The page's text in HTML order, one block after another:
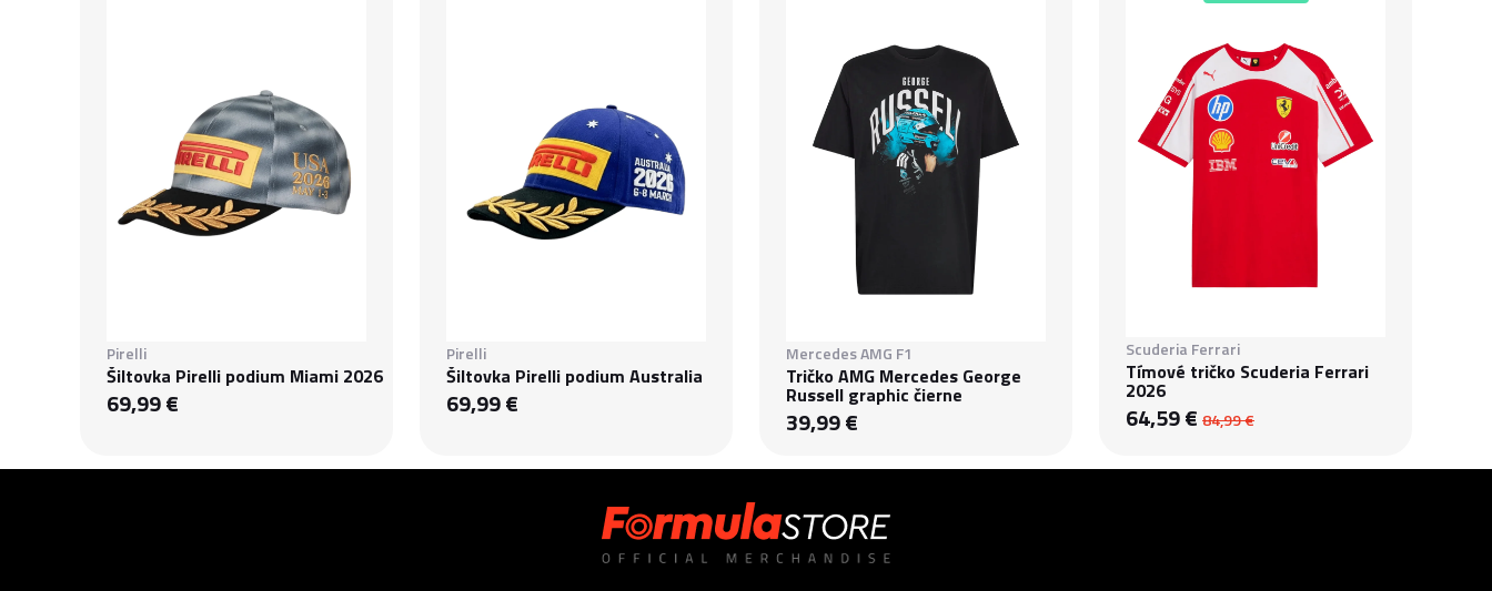
Pirelli
Šiltovka Pirelli podium Miami 2026
69,99 €
Pirelli
Šiltovka Pirelli podium Australia
69,99 €
Mercedes AMG F1
Tričko AMG Mercedes George
Russell graphic čierne
39,99 €
Scuderia Ferrari
Tímové tričko Scuderia Ferrari
2026
64,59 € 84,99 €